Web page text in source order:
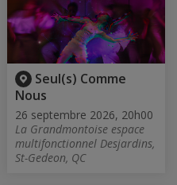
Seul(s) Comme
Nous
26 septembre 2026, 20h00
La Grandmontoise espace
multifonctionnel Desjardins,
St-Gedeon, QC